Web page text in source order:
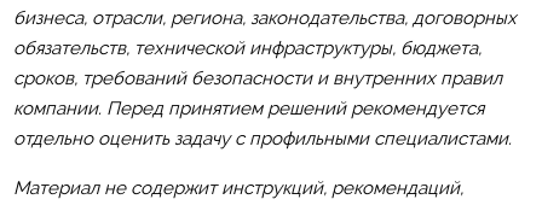
бизнеса, отрасли, региона, законодательства, договорных
обязательств, технической инфраструктуры, бюджета,
сроков, требований безопасности и внутренних правил
компании. Перед принятием решений рекомендуется
отдельно оценить задачу с профильными специалистами.
Материал не содержит инструкций, рекомендаций,